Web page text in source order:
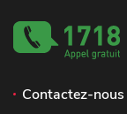
Contactez-nous